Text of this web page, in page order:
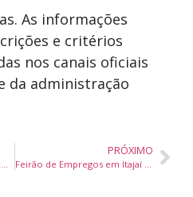
As informações
e critérios
nos canais oficiais
da administração
Dia do Pescador destaca importância da pesca para a economia e identidade de Itajaí
PRÓXIMO
Feirão de Empregos em Itajaí oferece vagas com contratação imediata no bairro Itaipava